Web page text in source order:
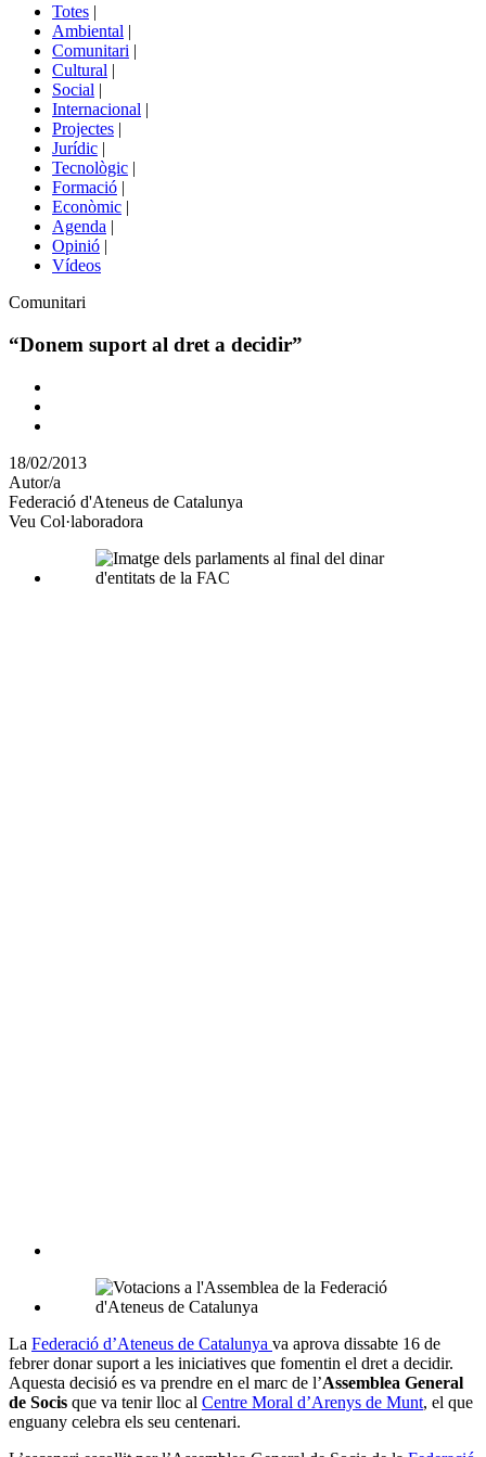
portals
Totes |
Ambiental |
Comunitari |
Cultural |
Social |
Internacional |
Projectes |
Jurídic |
Tecnològic |
Formació |
Econòmic |
Agenda |
Opinió |
Vídeos
Àmbit
la
Comunitari
“Donem suport al dret a decidir”
Comparteix
altres
xarxes
socials
18/02/2013
Autor/a
Federació d'Ateneus de Catalunya
Veu Col·laboradora
La Federació d’Ateneus de Catalunya va aprova dissabte 16 de
febrer donar suport a les iniciatives que fomentin el dret a decidir.
Aquesta decisió es va prendre en el marc de l’Assemblea General
de Socis que va tenir lloc al Centre Moral d’Arenys de Munt, el que
enguany celebra els seu centenari.